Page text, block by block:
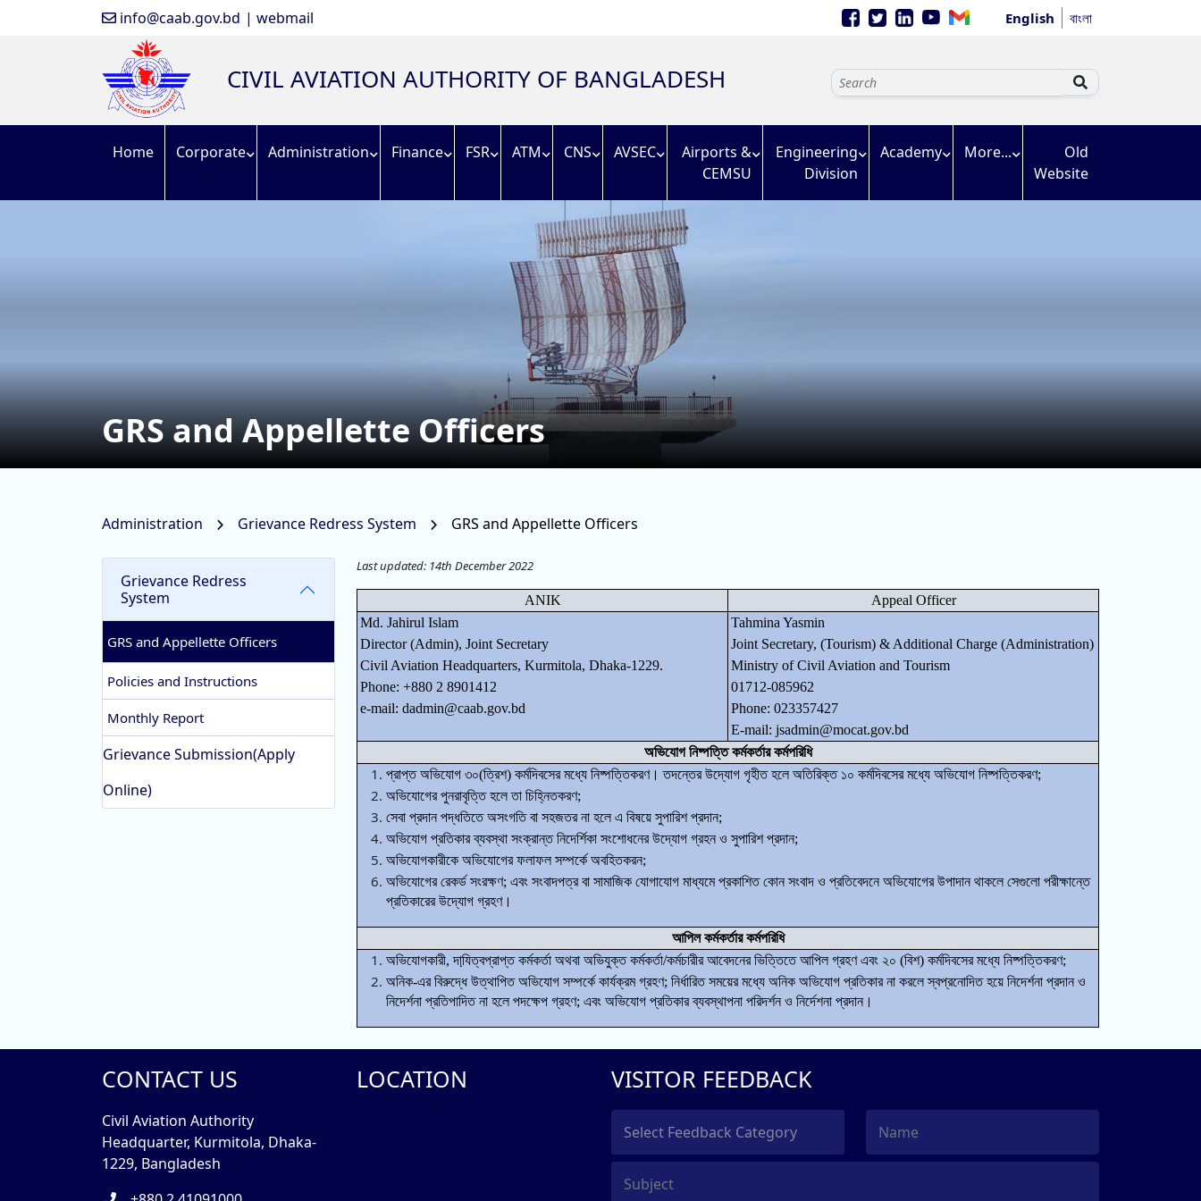
info@caab.gov.bd | webmail English বাংলা
CIVIL AVIATION AUTHORITY OF BANGLADESH
Home Corporate Administration Finance FSR ATM CNS AVSEC
Airports &
CEMSU
Engineering
Division
Academy More...
Old
Website
GRS and Appellette Officers
Administration Grievance Redress System GRS and Appellette Officers
Grievance Redress
System
GRS and Appellette Officers
Policies and Instructions
Monthly Report
Grievance Submission(Apply
Online)
Last updated: 14th December 2022
ANIK
Appeal Officer
Md. Jahirul Islam
Director (Admin), Joint Secretary
Civil Aviation Headquarters, Kurmitola, Dhaka-1229.
Phone: +880 2 8901412
e-mail: dadmin@caab.gov.bd
Tahmina Yasmin
Joint Secretary, (Tourism) & Additional Charge (Administration)
Ministry of Civil Aviation and Tourism
01712-085962
Phone: 023357427
E-mail: jsadmin@mocat.gov.bd
অভিযোগ নিষ্পত্তি কর্মকর্তার কর্মপরিধি
প্রাপ্ত অভিযোগ ৩০(ত্রিশ) কর্মদিবসের মধ্যে নিষ্পত্তিকরণ। তদন্তের উদ্যোগ গৃহীত হলে অতিরিক্ত ১০ কর্মদিবসের মধ্যে অভিযোগ নিষ্পত্তিকরণ;
অভিযোগের পুনরাবৃত্তি হলে তা চিহ্নিতকরণ;
সেবা প্রদান পদ্ধতিতে অসংগতি বা সহজতর না হলে এ বিষয়ে সুপারিশ প্রদান;
অভিযোগ প্রতিকার ব্যবস্থা সংক্রান্ত নিদের্শিকা সংশোধনের উদ্যোগ গ্রহন ও সুপারিশ প্রদান;
অভিযোগকারীকে অভিযোগের ফলাফল সম্পর্কে অবহিতকরন;
অভিযোগের রেকর্ড সংরক্ষণ; এবং সংবাদপত্র বা সামাজিক যোগাযোগ মাধ্যমে প্রকাশিত কোন সংবাদ ও প্রতিবেদনেঅভিযোগের উপাদান থাকলে সেগুলো পরীক্ষান্তে
প্রতিকারের উদ্যোগ গ্রহণ।
আপিল কর্মকর্তার কর্মপরিধি
অভিযোগকারী, দাযি়ত্বপ্রাপ্ত কর্মকর্তা অথবা অভিযুক্ত কর্মকর্তা/কর্মচারীর আবেদনের ভিত্তিতে আপিল গ্রহণ এবং ২০ (বিশ) কর্মদিবসের মধ্যে নিষ্পত্তিকরণ;
অনিক-এর বিরুদ্ধে উত্থাপিত অভিযোগ সম্পর্কে কার্যক্রম গ্রহণ; নির্ধারিত সময়ের মধ্যে অনিক অভিযোগ প্রতিকার না করলে স্বপ্রনোদিত হয়ে নিদের্শনা প্রদান ও
নিদের্শনা প্রতিপাদিত না হলে পদক্ষেপ গ্রহণ; এবং অভিযোগ প্রতিকার ব্যবস্থাপনা পরিদর্শন ও নির্দেশনা প্রদান।
CONTACT US
Civil Aviation Authority
Headquarter, Kurmitola, Dhaka-
1229, Bangladesh
LOCATION VISITOR FEEDBACK